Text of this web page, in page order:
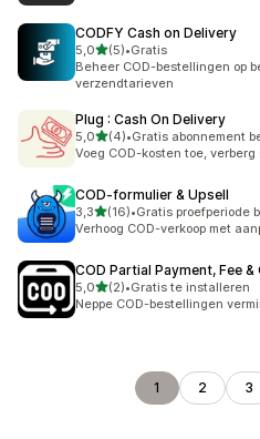
CODFY Cash on Delivery
5,0van 5 sterren
(5)
5 recensies in totaal
•Gratis
Beheer COD-bestellingen op
verzendtarieven
Plug : Cash On Delivery
5,0van 5 sterren
(4)
4 recensies in totaal
•Gratis abonnement
Voeg COD-kosten toe, verberg
COD‑formulier & Upsell
3,3van 5 sterren
(16)
16 recensies in totaal
•Gratis proefperiode
Verhoog COD-verkoop met
COD Partial Payment, Fee &
5,0van 5 sterren
(2)
2 recensies in totaal
•Gratis te installeren
Neppe COD-bestellingen
1 2 3